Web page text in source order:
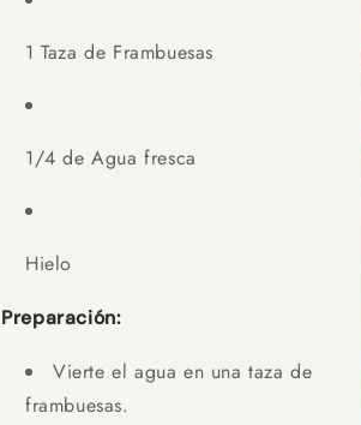
1 Taza de Frambuesas
1/4 de Agua fresca
Hielo
Preparación:
Vierte el agua en una taza de
frambuesas.